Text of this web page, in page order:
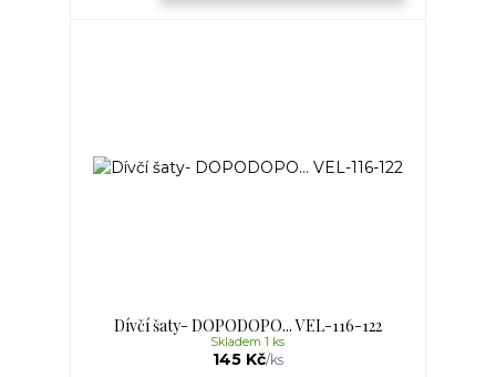
Dívčí šaty- DOPODOPO... VEL-116-122
145 Kč/ks
Skladem 1 ks